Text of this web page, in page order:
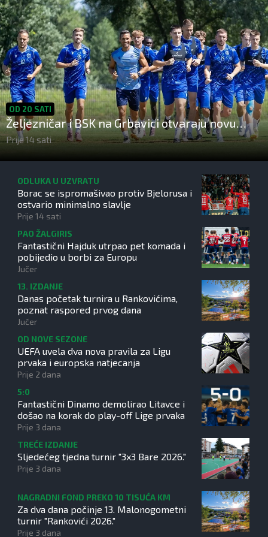
OD 20 SATI
Željezničar i BSK na Grbavici otvaraju novu
sezonu nogometnog prvenstva BiH
Prije 14 sati
ODLUKA U UZVRATU
Borac se ispromašivao protiv Bjelorusa i
ostvario minimalno slavlje
Prije 14 sati
PAO ŽALGIRIS
Fantastični Hajduk utrpao pet komada i
pobijedio u borbi za Europu
Jučer
13. IZDANJE
Danas početak turnira u Rankovićima,
poznat raspored prvog dana
Jučer
OD NOVE SEZONE
UEFA uvela dva nova pravila za Ligu
prvaka i europska natjecanja
Prije 2 dana
5:0
Fantastični Dinamo demolirao Litavce i
došao na korak do play-off Lige prvaka
Prije 3 dana
TREĆE IZDANJE
Sljedećeg tjedna turnir "3x3 Bare 2026."
Prije 3 dana
NAGRADNI FOND PREKO 10 TISUĆA KM
Za dva dana počinje 13. Malonogometni
turnir "Rankovići 2026."
Prije 3 dana